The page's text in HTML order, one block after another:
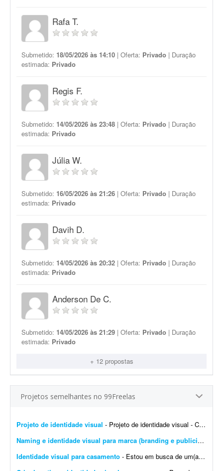
Rafa T.
Submetido: 18/05/2026 às 14:10 | Oferta: Privado | Duração
estimada: Privado
Regis F.
Submetido: 14/05/2026 às 23:48 | Oferta: Privado | Duração
estimada: Privado
Júlia W.
Submetido: 16/05/2026 às 21:26 | Oferta: Privado | Duração
estimada: Privado
Davih D.
Submetido: 14/05/2026 às 20:32 | Oferta: Privado | Duração
estimada: Privado
Anderson De C.
Submetido: 14/05/2026 às 21:29 | Oferta: Privado | Duração
estimada: Privado
+ 12 propostas
Projetos semelhantes no 99Freelas
Projeto de identidade visual - Projeto de identidade visual - CJ Gonçalves 1. Sobre o projeto Estamos desenvolvendo a nova identidade visual da CJ Gonçalves, uma empresa do segmento imobiliário que atua co...
Naming e identidade visual para marca (branding e publicidade)
Identidade visual para casamento - Estou em busca de um(a) designer para desenvolver a identidade visual para o meu casamento. O estilo será inspirado no universo medieval/encantado; temos como referência O Senhor dos A...